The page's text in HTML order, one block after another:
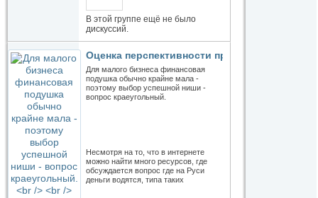
В этой группе ещё не было
дискуссий.
Оценка перспективности производственных
Для малого бизнеса финансовая
подушка обычно крайне мала -
поэтому выбор успешной ниши -
вопрос краеугольный.
Несмотря на то, что в интернете
можно найти много ресурсов, где
обсуждается вопрос где на Руси
деньги водятся, типа таких